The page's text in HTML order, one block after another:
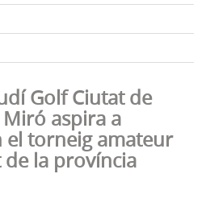
Golf Ciutat de
aspira a
el torneig amateur
la província